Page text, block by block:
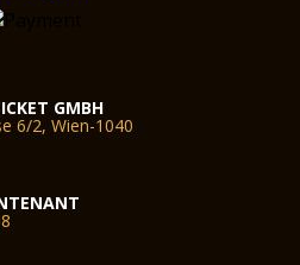
GMBH
6/2, Wien-1040